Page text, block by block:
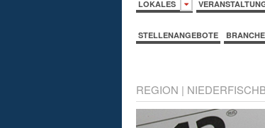
LOKALES
STELLENANGEBOTE
REGION |